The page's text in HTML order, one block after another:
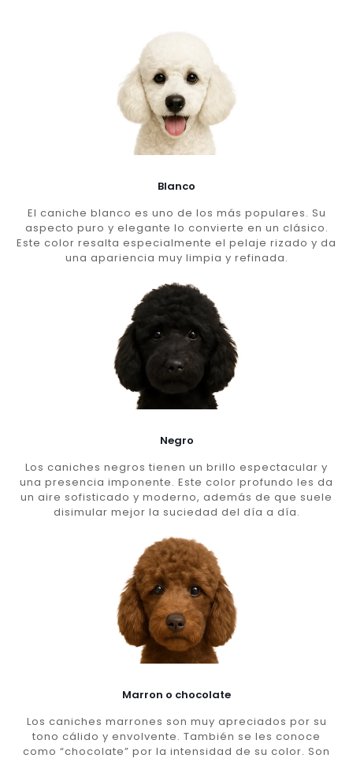
Blanco
El caniche blanco es uno de los más populares. Su
aspecto puro y elegante lo convierte en un clásico.
Este color resalta especialmente el pelaje rizado y da
una apariencia muy limpia y refinada.
Negro
Los caniches negros tienen un brillo espectacular y
una presencia imponente. Este color profundo les da
un aire sofisticado y moderno, además de que suele
disimular mejor la suciedad del día a día.
Marron o chocolate
Los caniches marrones son muy apreciados por su
tono cálido y envolvente. También se les conoce
como “chocolate” por la intensidad de su color. Son